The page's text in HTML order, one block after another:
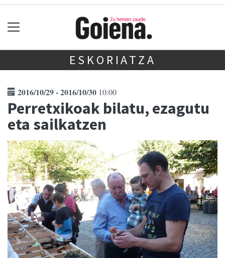
ESKORIATZA
2016/10/29 - 2016/10/30 10:00
Perretxikoak bilatu, ezagutu
eta sailkatzen